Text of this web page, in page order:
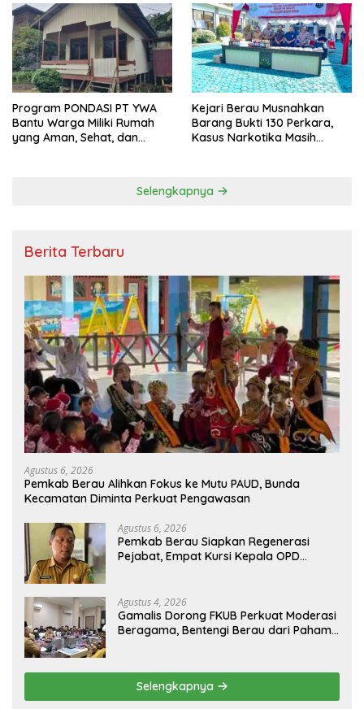
Anggaran
Program PONDASI PT YWA
Bantu Warga Miliki Rumah
yang Aman, Sehat, dan
Kejari Berau Musnahkan
Barang Bukti 130 Perkara,
Kasus Narkotika Masih
Selengkapnya
Berita Terbaru
Agustus 6, 2026
Pemkab Berau Alihkan Fokus ke Mutu PAUD, Bunda
Kecamatan Diminta Perkuat Pengawasan
Agustus 6, 2026
Pemkab Berau Siapkan Regenerasi
Pejabat, Empat Kursi Kepala OPD
Agustus 4, 2026
Gamalis Dorong FKUB Perkuat Moderasi
Beragama, Bentengi Berau dari Paham
Selengkapnya